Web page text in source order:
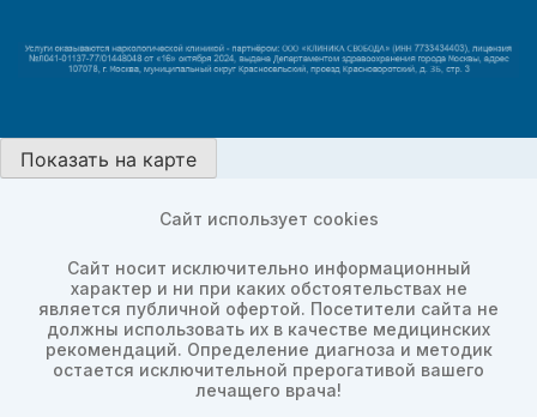
Показать на карте
Сайт использует cookies
Сайт носит исключительно информационный
характер и ни при каких обстоятельствах не
является публичной офертой. Посетители сайта не
должны использовать их в качестве медицинских
рекомендаций. Определение диагноза и методик
остается исключительной прерогативой вашего
лечащего врача!